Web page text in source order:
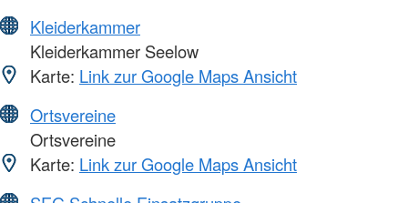
Kleiderkammer
Kleiderkammer Seelow
Karte: Link zur Google Maps Ansicht
Ortsvereine
Ortsvereine
Karte: Link zur Google Maps Ansicht